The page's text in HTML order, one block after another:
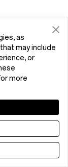
as
may include
or
more